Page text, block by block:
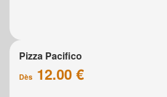
Pizza Pacifico
Dès 12.00 €